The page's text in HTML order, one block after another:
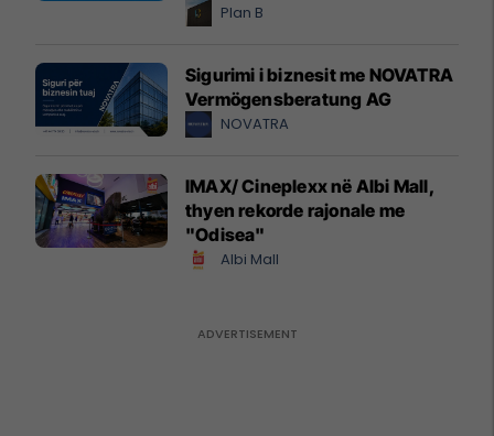
Plan B
Sigurimi i biznesit me NOVATRA
Vermögensberatung AG
NOVATRA
IMAX/ Cineplexx në Albi Mall,
thyen rekorde rajonale me
"Odisea"
Albi Mall